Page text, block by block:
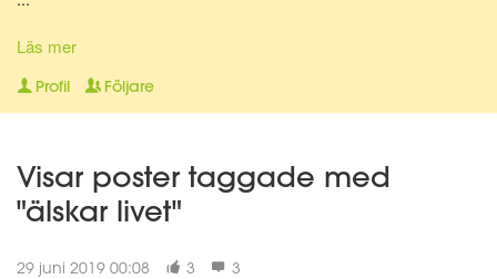
Nu för tiden är jag en av Matdagbokens mentorer, skicka ett
privat meddelande om du vill ha stöd och pepp privat eller om du
Läs mer
Profil Följare
Visar poster taggade med
"älskar livet"
29 juni 2019 00:08 3 3